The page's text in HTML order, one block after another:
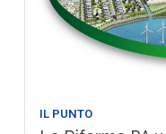
IL PUNTO